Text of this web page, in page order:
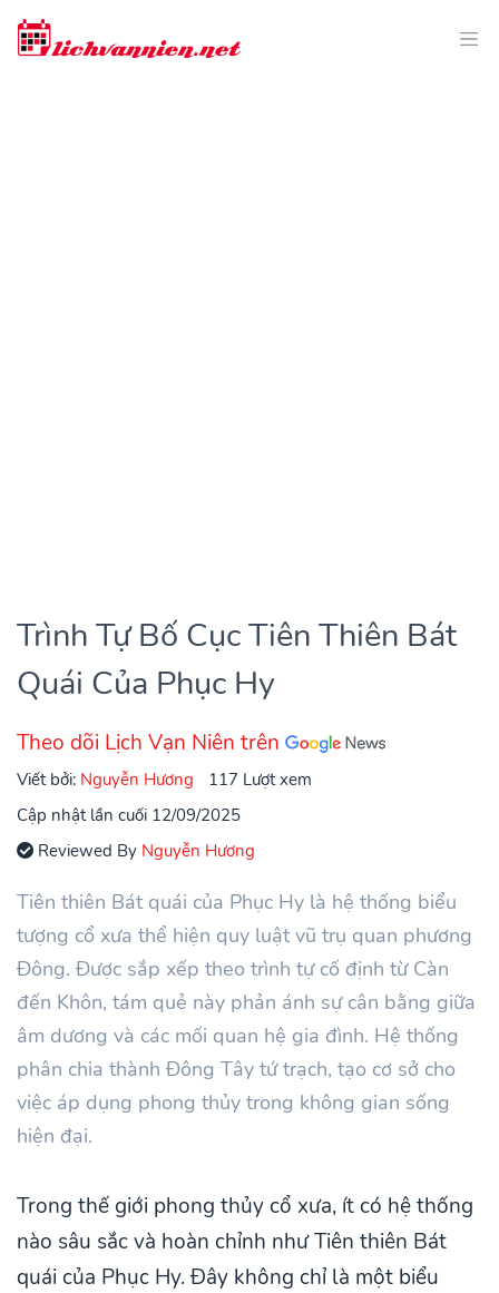
Trình Tự Bố Cục Tiên Thiên Bát
Quái Của Phục Hy
Theo dõi Lịch Vạn Niên trên
Viết bởi: Nguyễn Hương
117 Lượt xem
Cập nhật lần cuối 12/09/2025
Reviewed By Nguyễn Hương
Tiên thiên Bát quái của Phục Hy là hệ thống biểu
tượng cổ xưa thể hiện quy luật vũ trụ quan phương
Đông. Được sắp xếp theo trình tự cố định từ Càn
đến Khôn, tám quẻ này phản ánh sự cân bằng giữa
âm dương và các mối quan hệ gia đình. Hệ thống
phân chia thành Đông Tây tứ trạch, tạo cơ sở cho
việc áp dụng phong thủy trong không gian sống
hiện đại.
Trong thế giới phong thủy cổ xưa, ít có hệ thống
nào sâu sắc và hoàn chỉnh như Tiên thiên Bát
quái của Phục Hy. Đây không chỉ là một biểu